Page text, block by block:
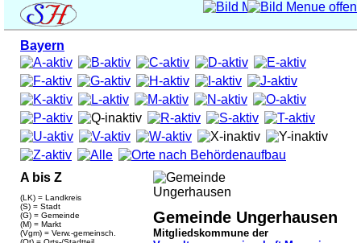
Bayern
A bis Z
(LK) = Landkreis
(S) = Stadt
(G) = Gemeinde
(M) = Markt
(Vgm) = Verw.-gemeinsch.
Gemeinde Ungerhausen
Mitgliedskommune der